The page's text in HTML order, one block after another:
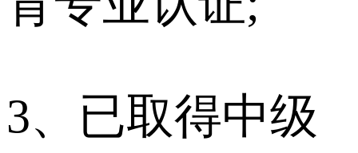
3、已取得中级